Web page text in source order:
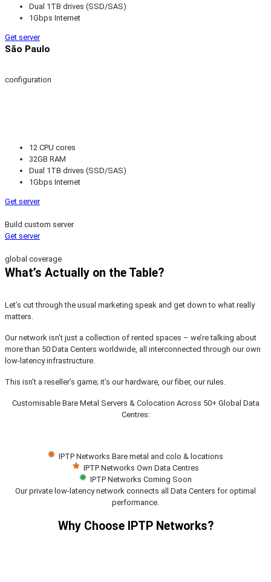
Dual 1TB drives (SSD/SAS)
1Gbps Internet
Get server
São Paulo
configuration
12 CPU cores
32GB RAM
Dual 1TB drives (SSD/SAS)
1Gbps Internet
Get server
Build custom server
Get server
global coverage
What’s Actually on the Table?
Let’s cut through the usual marketing speak and get down to what really
matters.
Our network isn’t just a collection of rented spaces – we’re talking about
more than 50 Data Centers worldwide, all interconnected through our own
low-latency infrastructure.
This isn’t a reseller’s game; it’s our hardware, our fiber, our rules.
Customisable Bare Metal Servers & Colocation Across 50+ Global Data
Centres:
IPTP Networks Bare metal and colo & locations
IPTP Networks Own Data Centres
IPTP Networks Coming Soon
Our private low-latency network connects all Data Centers for optimal
performance.
Why Choose IPTP Networks?